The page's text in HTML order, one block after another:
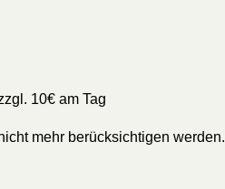
10€ am Tag
mehr berücksichtigen werden.